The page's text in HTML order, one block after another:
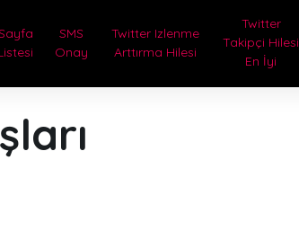
SMS
Onay
Twitter Izlenme
Arttırma Hilesi
Twitter
Takipçi Hilesi
En İyi